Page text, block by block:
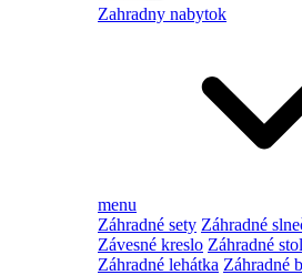
Zahradny nabytok
menu
Záhradné sety Záhradné
Závesné kreslo Záhradné
Záhradné lehátka Záhradné